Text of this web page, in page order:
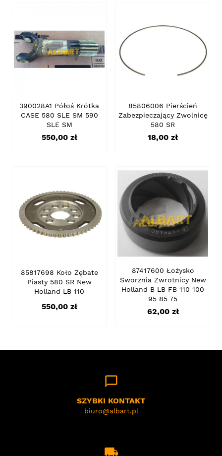
390028A1 Półoś Krótka
CASE 580 SLE SM 590
SLE SM
Cena
550,00 zł
85806006 Pierścień
Zabezpieczający Zwolnicę
580 SR
Cena
18,00 zł
85817698 Koło Zębate
Piasty 580 SR New
Holland LB 110
Cena
550,00 zł
87417600 Łożysko
Sworznia Zwrotnicy New
Holland B LB FB 110 100
95 85 75
Cena
62,00 zł
chat_bubble_outline
SZYBKI KONTAKT
biuro@albart.pl
local_shipping